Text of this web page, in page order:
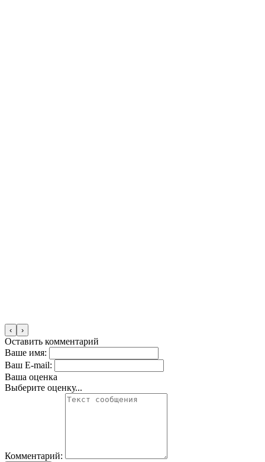
‹ ›
Оставить комментарий
Ваше имя:
Ваш E-mail:
Ваша оценка
Выберите оценку...
Комментарий: